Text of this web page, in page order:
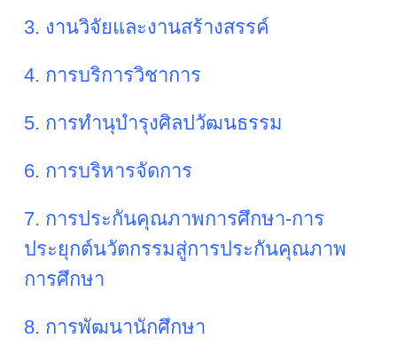
3. งานวิจัยและงานสร้างสรรค์
4. การบริการวิชาการ
5. การทำนุบำรุงศิลปวัฒนธรรม
6. การบริหารจัดการ
7. การประกันคุณภาพการศึกษา-การ
ประยุกต์นวัตกรรมสู่การประกันคุณภาพ
การศึกษา
8. การพัฒนานักศึกษา